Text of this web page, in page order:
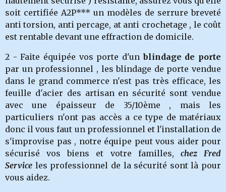
soit certifiée A2P*** un modèles de serrure breveté
anti torsion, anti percage, at anti crochetage , le coût
est rentable devant une effraction de domicile.
2 - Faite équipée vos porte d'unblindage de porte
par un professionnel , les blindage de porte vendue
dans le grand commerce n'est pas très efficace, les
feuille d'acier des artisan en sécurité sont vendue
avec une épaisseur de 35/10ème , mais les
particuliers n'ont pas accès a ce type de matériaux
donc il vous faut un professionnel et l'installation de
s'improvise pas , notre équipe peut vous aider pour
sécurisé vos biens et votre familles, chez Fred
Service les professionnel de la sécurité sont là pour
vous aidez.